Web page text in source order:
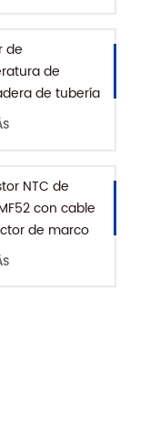
de
de
de tubería
serie MFE-1
NTC de
con cable
de marco